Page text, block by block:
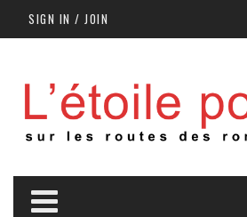
SIGN IN / JOIN